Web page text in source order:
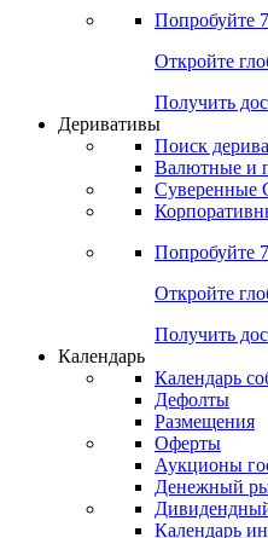
Сравнение
Поиск Mutual
Попробуйте
Откройте
Получить
Деривативы
Валютные и
Попробуйте
Откройте
Получить
Календарь
Календарь
Дефолты
Размещения
Оферты